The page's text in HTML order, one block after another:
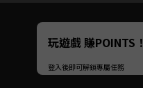
Unmute
如有不便請見諒
玩遊戲 賺POINTS！
登入後即可解鎖專屬任務